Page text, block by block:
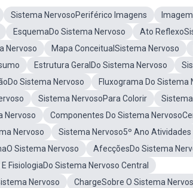
Sistema NervosoPeriférico Imagens
EsquemaDo Sistema Nervoso
Ato
Nervoso Mapa ConceitualSistema Nervoso
Estrutura GeralDo Sistema Nervoso
Sistema Nervoso
Fluxograma Do Sistema
Sistema NervosoPara Colorir
Nervoso
Componentes Do Sistema
Nervoso
Sistema Nervoso5º Ano Atividades
Sistema Nervoso
AfecçõesDo Sistema
FisiologiaDo Sistema Nervoso Central
Nervoso
ChargeSobre O Sistema